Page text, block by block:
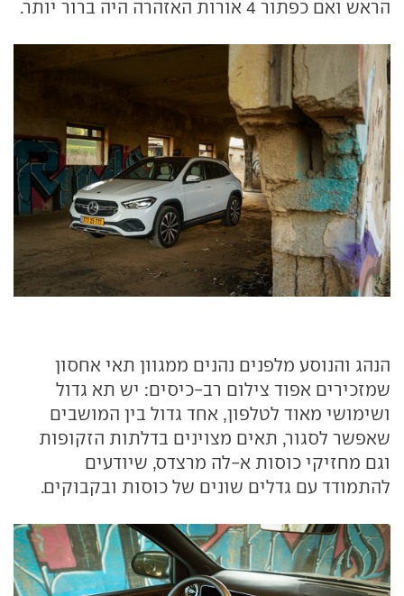
הראש ואם כפתור 4 אורות האזהרה היה ברור יותר.
הנהג והנוסע מלפנים נהנים ממגוון תאי אחסון
שמזכירים אפוד צילום רב-כיסים: יש תא גדול
ושימושי מאוד לטלפון, אחד גדול בין המושבים
שאפשר לסגור, תאים מצוינים בדלתות הזקופות
וגם מחזיקי כוסות א-לה מרצדס, שיודעים
להתמודד עם גדלים שונים של כוסות ובקבוקים.